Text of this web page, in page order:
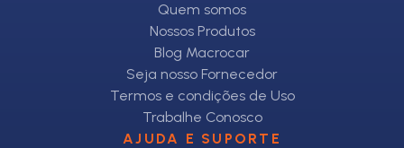
Quem somos
Nossos Produtos
Blog Macrocar
Seja nosso Fornecedor
Termos e condições de Uso
Trabalhe Conosco
AJUDA E SUPORTE